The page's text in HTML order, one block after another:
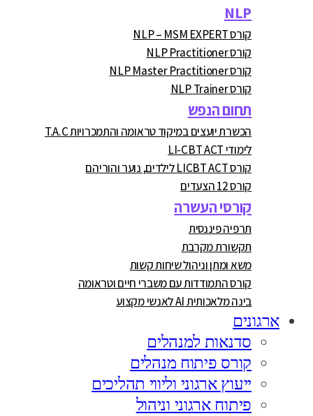
NLP
קורס NLP – MSM EXPERT
קורס NLP Practitioner
קורס NLP Master Practitioner
קורס NLP Trainer
תחום הנפש
הכשרת יועצים במיקוד טראומה והתמכרויות T.A.C
לימודי LI-CBT ACT
קורס LICBT ACT לילדים, נוער והוריהם
קורס 12 הצעדים
קורסי העשרה
תרפיה פיננסית
תקשורת מקרבת
משא ומתן וניהול שיחות קשות
קורס התמודדות עם משברי חיים וטראומה
בינה מלאכותית AI לאנשי מקצוע
ארגונים
סדנאות למנהלים
קורס פיתוח מנהלים
ייעוץ ארגוני וליווי תהליכים
פיתוח ארגוני וניהול